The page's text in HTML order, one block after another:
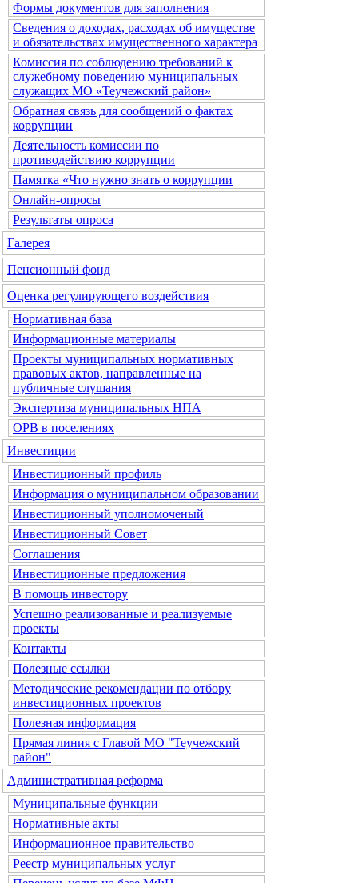
Формы документов для заполнения
Сведения о доходах, расходах об имуществе
и обязательствах имущественного характера
Комиссия по соблюдению требований к
служебному поведению муниципальных
служащих МО «Теучежский район»
Обратная связь для сообщений о фактах
коррупции
Деятельность комиссии по
противодействию коррупции
Памятка «Что нужно знать о коррупции
Онлайн-опросы
Результаты опроса
Галерея
Пенсионный фонд
Оценка регулирующего воздействия
Нормативная база
Информационные материалы
Проекты муниципальных нормативных
правовых актов, направленные на
публичные слушания
Экспертиза муниципальных НПА
ОРВ в поселениях
Инвестиции
Инвестиционный профиль
Информация о муниципальном образовании
Инвестиционный уполномоченый
Инвестиционный Совет
Соглашения
Инвестиционные предложения
В помощь инвестору
Успешно реализованные и реализуемые
проекты
Контакты
Полезные ссылки
Методические рекомендации по отбору
инвестиционных проектов
Полезная информация
Прямая линия с Главой МО "Теучежский
район"
Административная реформа
Муниципальные функции
Нормативные акты
Информационное правительство
Реестр муниципальных услуг